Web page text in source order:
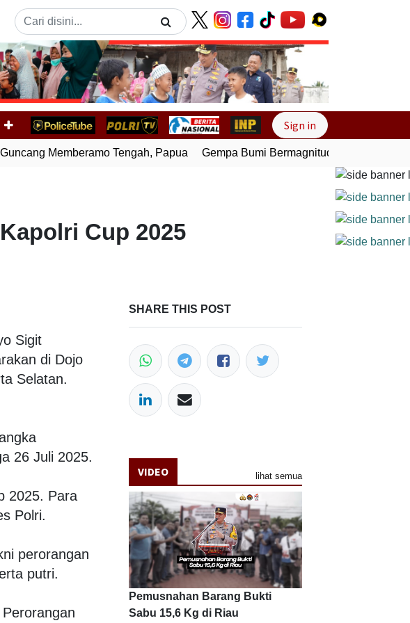
Next
Sign in
Memberamo Tengah, Papua Gempa Bumi Bermagnitudo 4,0 Guncang
Cup 2025
Sigit
di Dojo
Selatan.
26 Juli 2025.
2025. Para
Polri.
perorangan
putri.
SHARE THIS POST
VIDEO lihat semua
Pemusnahan Barang Bukti
Sabu 15,6 Kg di Riau